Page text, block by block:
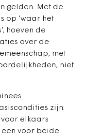
gelden. Met de
op ‘waar het
hoeven de
over de
met
niet
zijn:
elkaars
voor beide